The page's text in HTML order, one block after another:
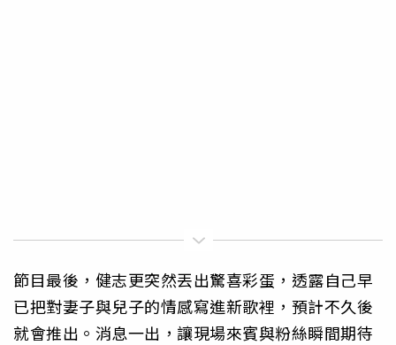
節目最後，健志更突然丟出驚喜彩蛋，透露自己早
已把對妻子與兒子的情感寫進新歌裡，預計不久後
就會推出。消息一出，讓現場來賓與粉絲瞬間期待